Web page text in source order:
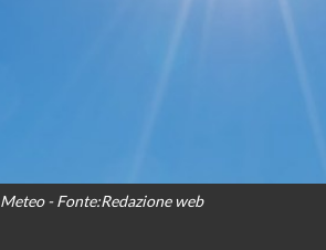
Meteo - Fonte:Redazione web